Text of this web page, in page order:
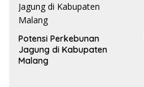
Potensi Perkebunan
Jagung di Kabupaten
Malang